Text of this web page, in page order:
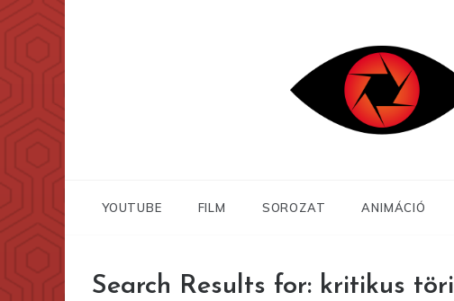
YOUTUBE FILM SOROZAT ANIMÁCIÓ
Search Results for: kritikus töri